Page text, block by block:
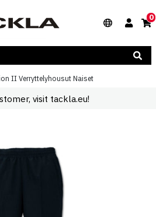
0
II Verryttelyhousut Naiset
visit tackla.eu!